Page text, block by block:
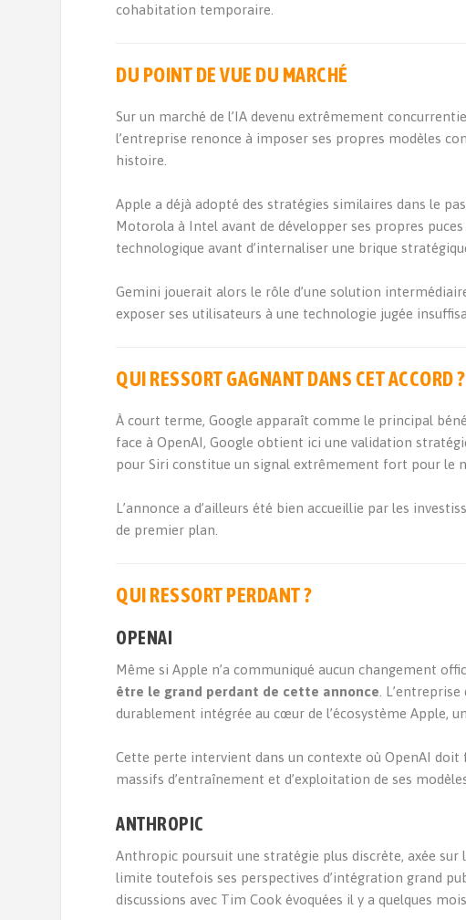
cohabitation temporaire.
DU POINT DE VUE DU MARCHÉ
Sur un marché de l’IA devenu extrêmement
l’entreprise renonce à imposer ses propres modèles
histoire.
Apple a déjà adopté des stratégies similaires dans le
Motorola à Intel avant de développer ses propres
technologique avant d’internaliser une brique
Gemini jouerait alors le rôle d’une solution
exposer ses utilisateurs à une technologie jugée
QUI RESSORT GAGNANT DANS CET ACCORD ?
À court terme, Google apparaît comme le principal
face à OpenAI, Google obtient ici une validation
pour Siri constitue un signal extrêmement fort pour le
L’annonce a d’ailleurs été bien accueillie par les
de premier plan.
QUI RESSORT PERDANT ?
OPENAI
Même si Apple n’a communiqué aucun changement
être le grand perdant de cette annonce .
durablement intégrée au cœur de l’écosystème Apple,
Cette perte intervient dans un contexte où OpenAI
massifs d’entraînement et d’exploitation de ses
ANTHROPIC
Anthropic poursuit une stratégie plus discrète, axée sur
limite toutefois ses perspectives d’intégration grand
discussions avec Tim Cook évoquées il y a quelques